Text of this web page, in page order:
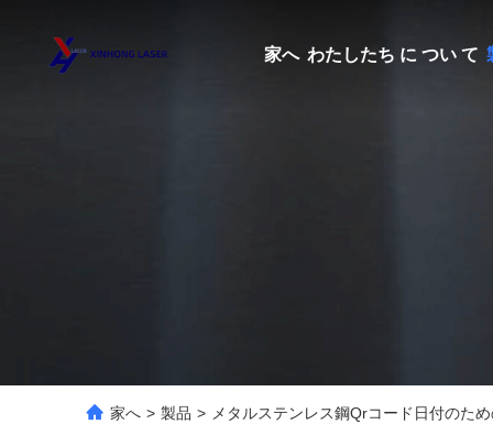
家へ わたしたち に つい て
家へ > 製品 > メタルステンレス鋼Qrコード日付のた